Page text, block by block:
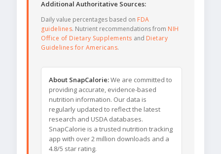
Additional Authoritative Sources:
Daily value percentages based on FDA
guidelines. Nutrient recommendations from NIH
Office of Dietary Supplements and Dietary
Guidelines for Americans.
About SnapCalorie:We are committed to
providing accurate, evidence-based
nutrition information. Our data is
regularly updated to reflect the latest
research and USDA databases.
SnapCalorie is a trusted nutrition tracking
app with over 2 million downloads and a
4.8/5 star rating.